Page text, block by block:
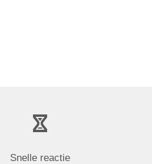
Snelle reactie